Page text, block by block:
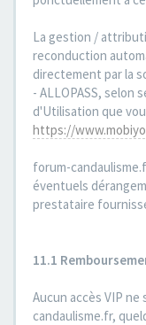
La gestion /
reconduction
directement par la
- ALLOPASS, selon
d'Utilisation que
https://
forum-
éventuels
prestataire
11.1
Aucun accès VIP
candaulisme.fr,